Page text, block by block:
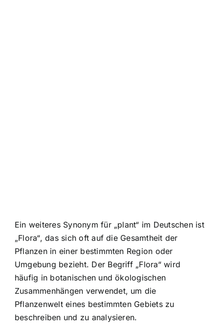
Ein weiteres Synonym für „plant“ im Deutschen ist
„Flora“, das sich oft auf die Gesamtheit der
Pflanzen in einer bestimmten Region oder
Umgebung bezieht. Der Begriff „Flora“ wird
häufig in botanischen und ökologischen
Zusammenhängen verwendet, um die
Pflanzenwelt eines bestimmten Gebiets zu
beschreiben und zu analysieren.